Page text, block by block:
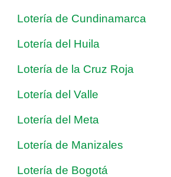
Lotería de Cundinamarca
Lotería del Huila
Lotería de la Cruz Roja
Lotería del Valle
Lotería del Meta
Lotería de Manizales
Lotería de Bogotá